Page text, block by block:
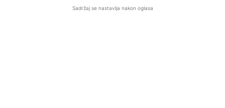
Sadržaj se nastavlja nakon oglasa